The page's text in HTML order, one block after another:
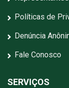
Políticas de
Denúncia
Fale Conosco
SERVIÇOS